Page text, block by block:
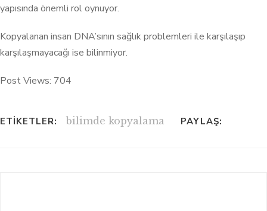
yapısında önemli rol oynuyor.
Kopyalanan insan DNA’sının sağlık problemleri ile karşılaşıp
karşılaşmayacağı ise bilinmiyor.
Post Views: 704
ETIKETLER: bilimde kopyalama PAYLAŞ: